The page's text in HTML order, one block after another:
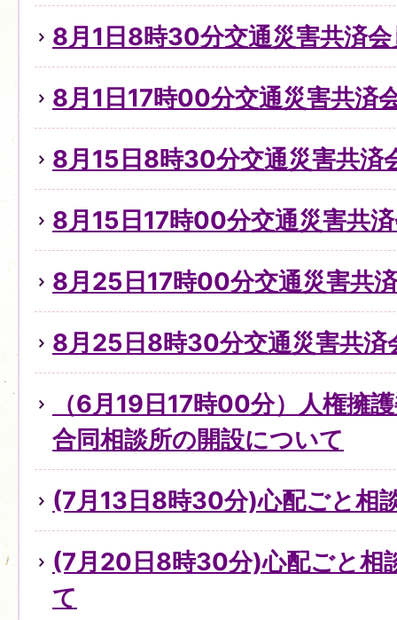
8月1日8時30分交通災害共済
8月1日17時00分交通災害共済
8月15日8時30分交通災害共済
8月15日17時00分交通災害共
8月25日17時00分交通災害共
8月25日8時30分交通災害共済
（6月19日17時00分）人権擁
合同相談所の開設について
(7月13日8時30分)心配ごと相
(7月20日8時30分)心配ごと相
て